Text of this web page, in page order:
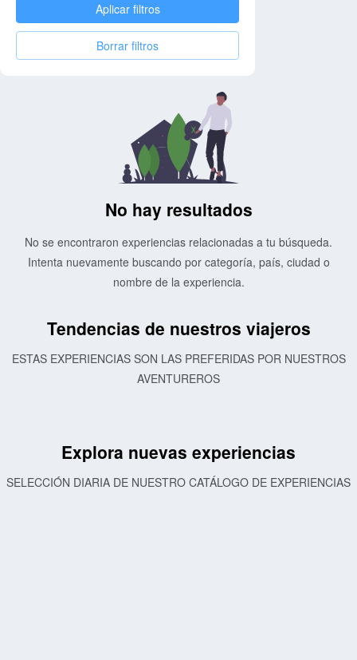
Aplicar filtros
Borrar filtros
No hay resultados
No se encontraron experiencias relacionadas a tu búsqueda.
Intenta nuevamente buscando por categoría, país, ciudad o
nombre de la experiencia.
Tendencias de nuestros viajeros
ESTAS EXPERIENCIAS SON LAS PREFERIDAS POR NUESTROS
AVENTUREROS
Explora nuevas experiencias
SELECCIÓN DIARIA DE NUESTRO CATÁLOGO DE EXPERIENCIAS